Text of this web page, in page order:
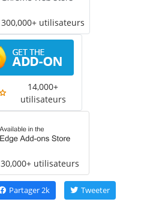
300,000+ utilisateurs
14,000+
utilisateurs
30,000+ utilisateurs
Partager 2k Tweeter